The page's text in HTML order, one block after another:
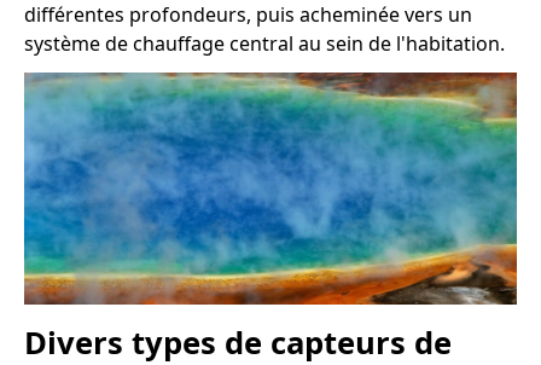
différentes profondeurs, puis acheminée vers un
système de chauffage central au sein de l'habitation.
Divers types de capteurs de